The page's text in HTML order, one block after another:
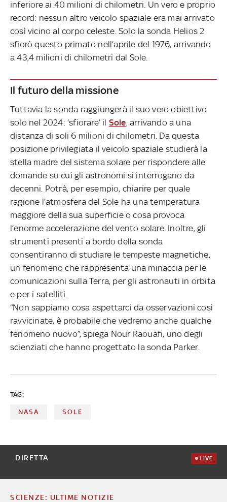
inferiore ai 40 milioni di chilometri. Un vero e proprio
record: nessun altro veicolo spaziale era mai arrivato
così vicino al corpo celeste. Solo la sonda Helios 2
sfiorò questo primato nell’aprile del 1976, arrivando
a 43,4 milioni di chilometri dal Sole.
Il futuro della missione
Tuttavia la sonda raggiungerà il suo vero obiettivo
solo nel 2024: ‘sfiorare’ il Sole, arrivando a una
distanza di soli 6 milioni di chilometri. Da questa
posizione privilegiata il veicolo spaziale studierà la
stella madre del sistema solare per rispondere alle
domande su cui gli astronomi si interrogano da
decenni. Potrà, per esempio, chiarire per quale
ragione l’atmosfera del Sole ha una temperatura
maggiore della sua superficie o cosa provoca
l’enorme accelerazione del vento solare. Inoltre, gli
strumenti presenti a bordo della sonda
consentiranno di studiare le tempeste magnetiche,
un fenomeno che rappresenta una minaccia per le
comunicazioni sulla Terra, per gli astronauti in orbita
e per i satelliti.
“Non sappiamo cosa aspettarci da osservazioni così
ravvicinate, è probabile che vedremo anche qualche
fenomeno nuovo”, spiega Nour Raouafi, uno degli
scienziati che hanno progettato la sonda Parker.
TAG:
NASA SOLE
DIRETTA LIVE
SCIENZE: ULTIME NOTIZIE